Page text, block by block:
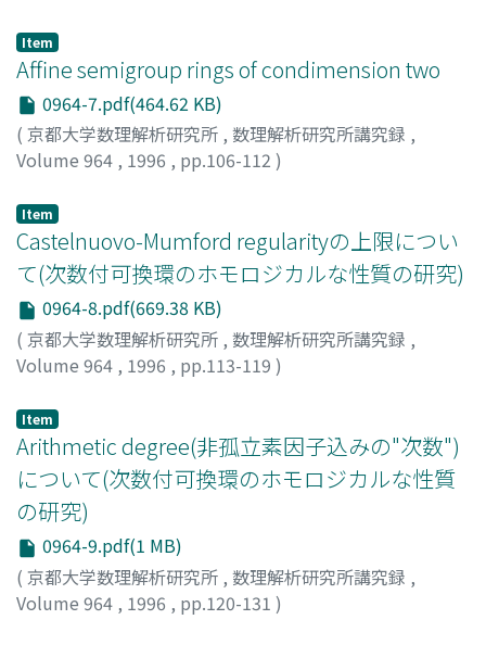
Item
Affine semigroup rings of condimension two
0964-7.pdf(464.62 KB)
( 京都大学数理解析研究所 , 数理解析研究所講究録 ,
Volume 964 , 1996 , pp.106-112 )
Item
Castelnuovo-Mumford regularityの上限につい
て(次数付可換環のホモロジカルな性質の研究)
0964-8.pdf(669.38 KB)
( 京都大学数理解析研究所 , 数理解析研究所講究録 ,
Volume 964 , 1996 , pp.113-119 )
Item
Arithmetic degree(非孤立素因子込みの"次数")
について(次数付可換環のホモロジカルな性質
の研究)
0964-9.pdf(1 MB)
( 京都大学数理解析研究所 , 数理解析研究所講究録 ,
Volume 964 , 1996 , pp.120-131 )